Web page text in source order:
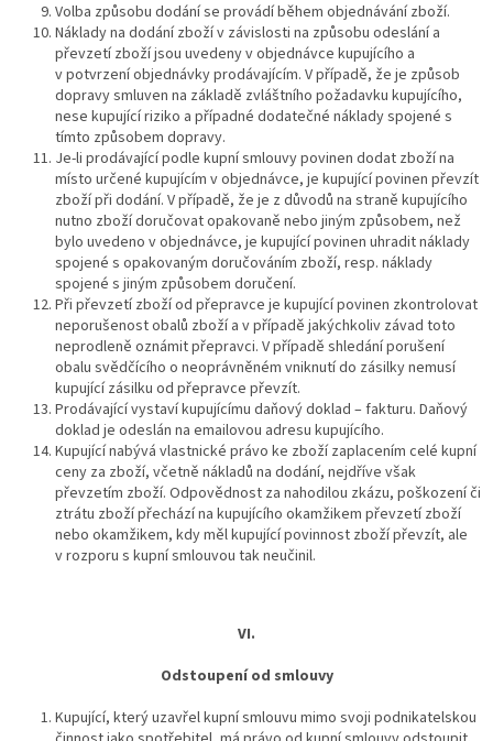
Volba způsobu dodání se provádí během objednávání zboží.
Náklady na dodání zboží v závislosti na způsobu odeslání a
převzetí zboží jsou uvedeny v objednávce kupujícího a
v potvrzení objednávky prodávajícím. V případě, že je způsob
dopravy smluven na základě zvláštního požadavku kupujícího,
nese kupující riziko a případné dodatečné náklady spojené s
tímto způsobem dopravy.
Je-li prodávající podle kupní smlouvy povinen dodat zboží na
místo určené kupujícím v objednávce, je kupující povinen převzít
zboží při dodání. V případě, že je z důvodů na straně kupujícího
nutno zboží doručovat opakovaně nebo jiným způsobem, než
bylo uvedeno v objednávce, je kupující povinen uhradit náklady
spojené s opakovaným doručováním zboží, resp. náklady
spojené s jiným způsobem doručení.
Při převzetí zboží od přepravce je kupující povinen zkontrolovat
neporušenost obalů zboží a v případě jakýchkoliv závad toto
neprodleně oznámit přepravci. V případě shledání porušení
obalu svědčícího o neoprávněném vniknutí do zásilky nemusí
kupující zásilku od přepravce převzít.
Prodávající vystaví kupujícímu daňový doklad – fakturu. Daňový
doklad je odeslán na emailovou adresu kupujícího.
Kupující nabývá vlastnické právo ke zboží zaplacením celé kupní
ceny za zboží, včetně nákladů na dodání, nejdříve však
převzetím zboží. Odpovědnost za nahodilou zkázu, poškození či
ztrátu zboží přechází na kupujícího okamžikem převzetí zboží
nebo okamžikem, kdy měl kupující povinnost zboží převzít, ale
v rozporu s kupní smlouvou tak neučinil.
VI.
Odstoupení od smlouvy
Kupující, který uzavřel kupní smlouvu mimo svoji podnikatelskou